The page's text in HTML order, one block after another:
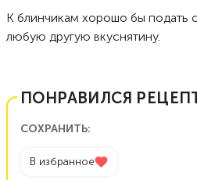
К блинчикам хорошо бы подать
любую другую вкуснятину.
ПОНРАВИЛСЯ
СОХРАНИТЬ:
В избранное